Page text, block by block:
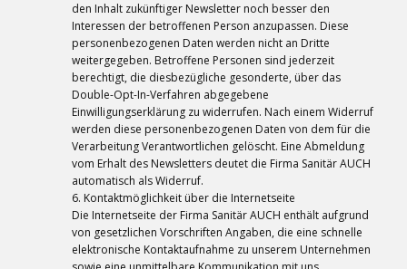
den Inhalt zukünftiger Newsletter noch besser den
Interessen der betroffenen Person anzupassen. Diese
personenbezogenen Daten werden nicht an Dritte
weitergegeben. Betroffene Personen sind jederzeit
berechtigt, die diesbezügliche gesonderte, über das
Double-Opt-In-Verfahren abgegebene
Einwilligungserklärung zu widerrufen. Nach einem Widerruf
werden diese personenbezogenen Daten von dem für die
Verarbeitung Verantwortlichen gelöscht. Eine Abmeldung
vom Erhalt des Newsletters deutet die Firma Sanitär AUCH
automatisch als Widerruf.
6. Kontaktmöglichkeit über die Internetseite
Die Internetseite der Firma Sanitär AUCH enthält aufgrund
von gesetzlichen Vorschriften Angaben, die eine schnelle
elektronische Kontaktaufnahme zu unserem Unternehmen